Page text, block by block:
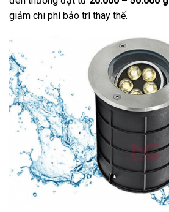
giảm chi phí bảo trì thay thế.